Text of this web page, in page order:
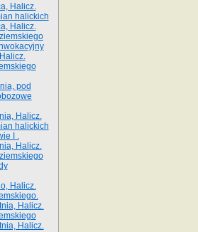
Halicz.
halickich­
Halicz.
pod
Halicz.
halickich
I .
Halicz.
Halicz.
Halicz.
Halicz.